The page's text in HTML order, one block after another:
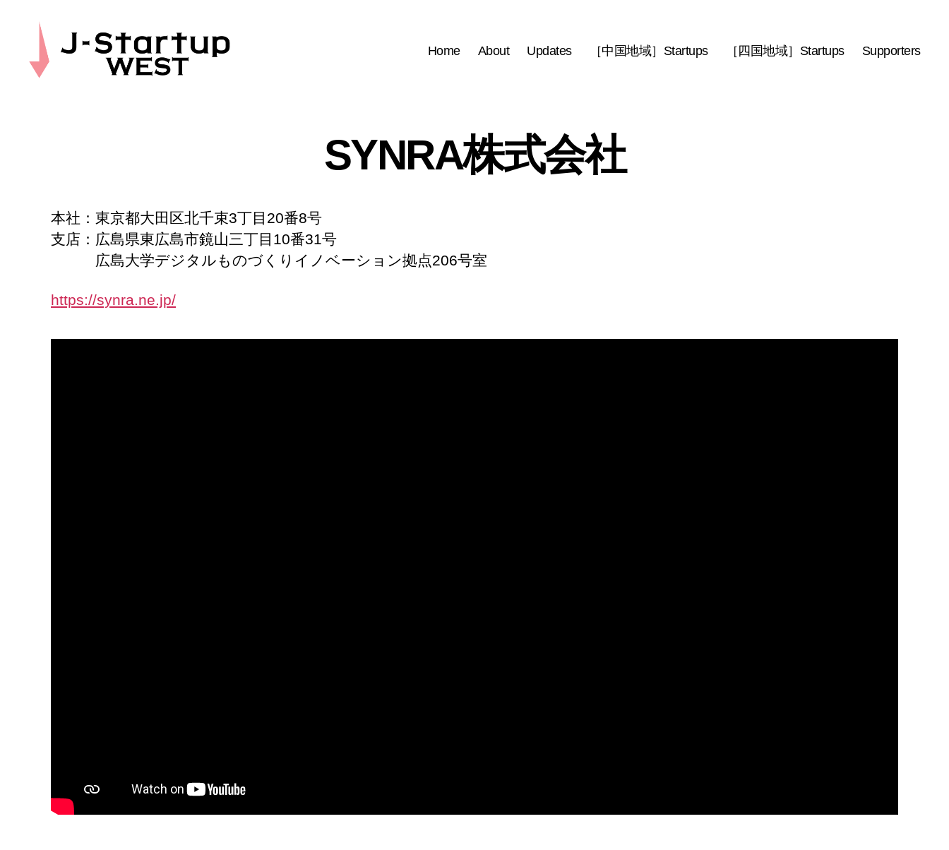
Home About Updates ［中国地域］Startups ［四国地域］Startups Supporters
SYNRA株式会社
本社：東京都大田区北千束3丁目20番8号
支店：広島県東広島市鏡山三丁目10番31号
広島大学デジタルものづくりイノベーション拠点206号室
https://synra.ne.jp/